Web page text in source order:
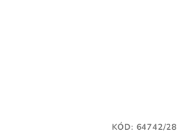
KÓD: 64742/28